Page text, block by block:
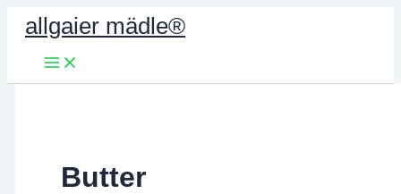
Zum
Inhalt
springen
allgaier mädle®
Butter